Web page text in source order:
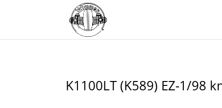
K1100LT (K589) EZ-1/98